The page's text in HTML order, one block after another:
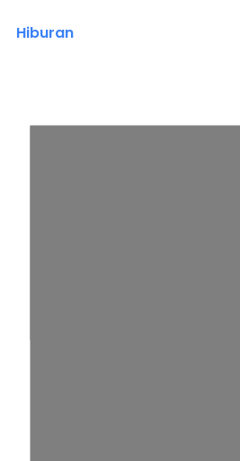
Hiburan